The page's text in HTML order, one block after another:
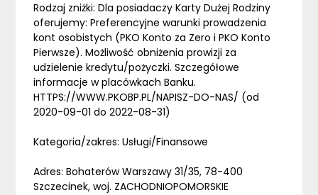
Rodzaj zniżki: Dla posiadaczy Karty Dużej Rodziny
oferujemy: Preferencyjne warunki prowadzenia
kont osobistych (PKO Konto za Zero i PKO Konto
Pierwsze). Możliwość obniżenia prowizji za
udzielenie kredytu/pożyczki. Szczegółowe
informacje w placówkach Banku.
HTTPS://WWW.PKOBP.PL/NAPISZ-DO-NAS/ (od
2020-09-01 do 2022-08-31)
Kategoria/zakres: Usługi/Finansowe
Adres: Bohaterów Warszawy 31/35, 78-400
Szczecinek, woj. ZACHODNIOPOMORSKIE